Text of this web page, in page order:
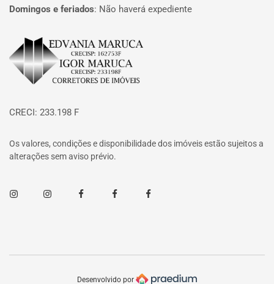
Domingos e feriados: Não haverá expediente
Página inicial
CRECI: 233.198 F
Os valores, condições e disponibilidade dos imóveis estão sujeitos a
alterações sem aviso prévio.
InstagramInstagramFacebookFacebookFacebook
Desenvolvido por